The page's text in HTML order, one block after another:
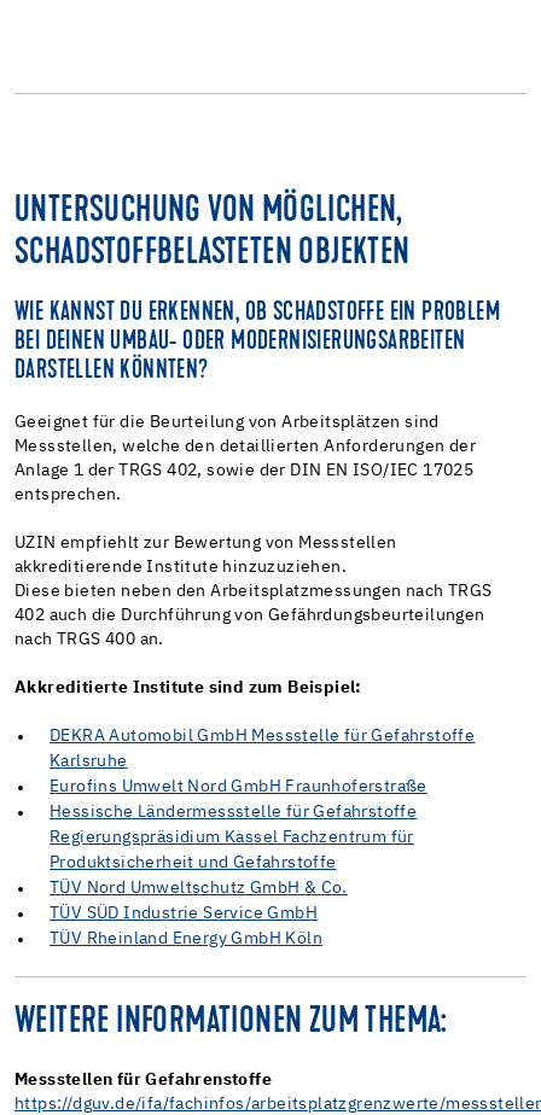
UNTERSUCHUNG VON MÖGLICHEN,
SCHADSTOFFBELASTETEN OBJEKTEN
WIE KANNST DU ERKENNEN, OB SCHADSTOFFE EIN PROBLEM
BEI DEINEN UMBAU- ODER MODERNISIERUNGSARBEITEN
DARSTELLEN KÖNNTEN?
Geeignet für die Beurteilung von Arbeitsplätzen sind
Messstellen, welche den detaillierten Anforderungen der
Anlage 1 der TRGS 402, sowie der DIN EN ISO/IEC 17025
entsprechen.
UZIN empfiehlt zur Bewertung von Messstellen
akkreditierende Institute hinzuzuziehen.
Diese bieten neben den Arbeitsplatzmessungen nach TRGS
402 auch die Durchführung von Gefährdungsbeurteilungen
nach TRGS 400 an.
Akkreditierte Institute sind zum Beispiel:
DEKRA Automobil GmbH Messstelle für Gefahrstoffe
Karlsruhe
Eurofins Umwelt Nord GmbH Fraunhoferstraße
Hessische Ländermessstelle für Gefahrstoffe
Regierungspräsidium Kassel Fachzentrum für
Produktsicherheit und Gefahrstoffe
TÜV Nord Umweltschutz GmbH & Co.
TÜV SÜD Industrie Service GmbH
TÜV Rheinland Energy GmbH Köln
WEITERE INFORMATIONEN ZUM THEMA:
Messstellen für Gefahrenstoffe
https://dguv.de/ifa/fachinfos/arbeitsplatzgrenzwerte/